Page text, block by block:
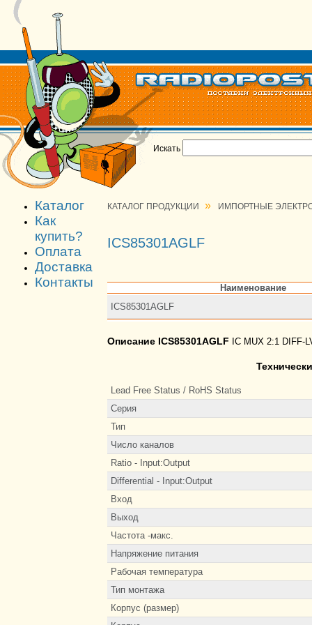
Искать
Каталог
Как
купить?
Оплата
Доставка
Контакты
КАТАЛОГ ПРОДУКЦИИ » ИМПОРТНЫЕ
ICS85301AGLF
Наименование
ICS85301AGLF
Описание ICS85301AGLF IC MUX 2:1 DIFF-
Lead Free Status / RoHS Status
Серия
Тип
Число каналов
Ratio - Input:Output
Differential - Input:Output
Вход
Выход
Частота -макс.
Напряжение питания
Рабочая температура
Тип монтажа
Корпус (размер)